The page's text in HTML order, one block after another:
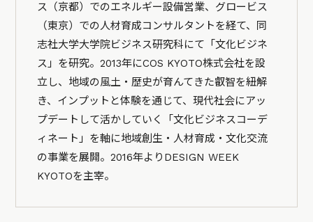
ス（京都）でのエネルギー設備営業、グロービス
（東京）での人材育成コンサルタントを経て、同
志社大学大学院ビジネス研究科にて「文化ビジネ
ス」を研究。2013年にCOS KYOTO株式会社を設
立し、地域の風土・歴史が育んてきた叡智を紐解
き、インプットと体験を通じて、現代社会にアッ
プデートして活かしていく「文化ビジネスコーデ
ィネート」を軸に地域創生・人材育成・文化交流
の事業を展開。2016年よりDESIGN WEEK
KYOTOを主宰。